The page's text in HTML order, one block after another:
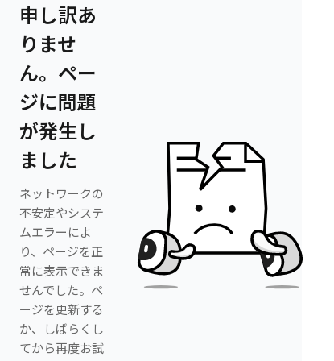
申し訳あ
りませ
ん。ペー
ジに問題
が発生し
ました
ネットワークの
不安定やシステ
ムエラーによ
り、ページを正
常に表示できま
せんでした。ペ
ージを更新する
か、しばらくし
てから再度お試